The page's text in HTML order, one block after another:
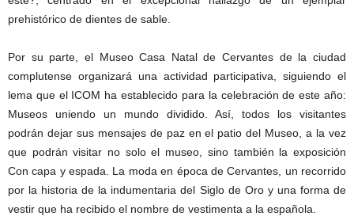
prehistórico de dientes de sable.
Por su parte, el Museo Casa Natal de Cervantes de la ciudad
complutense organizará una actividad participativa, siguiendo el
lema que el ICOM ha establecido para la celebración de este año:
Museos uniendo un mundo dividido. Así, todos los visitantes
podrán dejar sus mensajes de paz en el patio del Museo, a la vez
que podrán visitar no solo el museo, sino también la exposición
Con capa y espada. La moda en época de Cervantes, un recorrido
por la historia de la indumentaria del Siglo de Oro y una forma de
vestir que ha recibido el nombre de vestimenta a la española.